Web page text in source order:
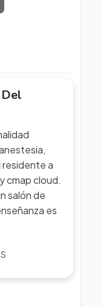
residente a
cmap cloud.
salón de
es